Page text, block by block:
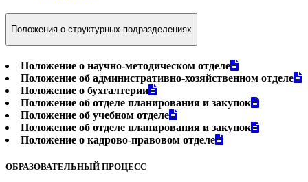
Положения о структурных подразделениях
Положение о научно-методическом отделе
Положение об административно-хозяйственном отделе
Положение о бухгалтерии
Положение об отделе планирования и закупок
Положение об учебном отделе
Положение об отделе планирования и закупок
Положение о кадрово-правовом отделе
ОБРАЗОВАТЕЛЬНЫЙ ПРОЦЕСС